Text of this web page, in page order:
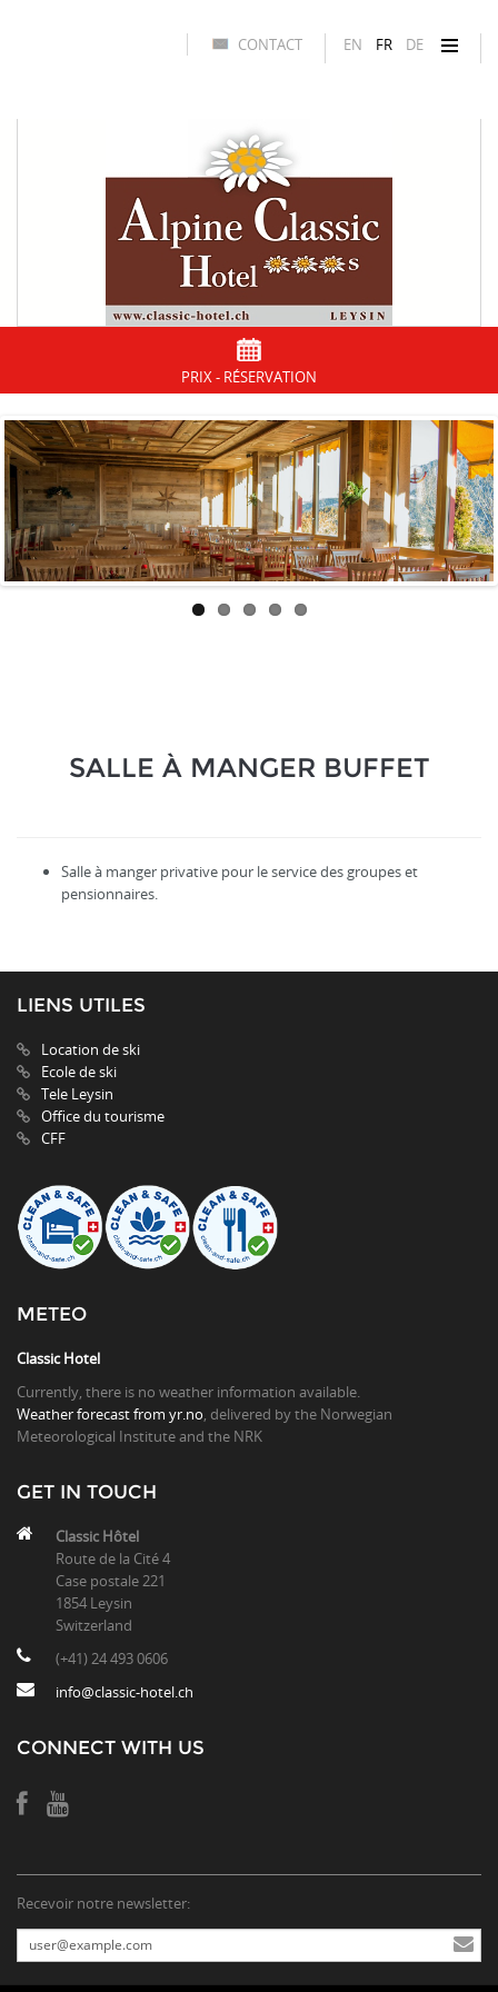
EN FR DE
CONTACT
PRIX - RÉSERVATION
SALLE À MANGER BUFFET
Salle à manger privative pour le service des groupes et
pensionnaires.
LIENS UTILES
Location de ski
Ecole de ski
Tele Leysin
Office du tourisme
CFF
METEO
Classic Hotel
Currently, there is no weather information available.
Weather forecast from yr.no , delivered by the Norwegian
Meteorological Institute and the NRK
GET IN TOUCH
Classic Hôtel
Route de la Cité 4
Case postale 221
1854 Leysin
Switzerland
(+41) 24 493 0606
info@classic-hotel.ch
CONNECT WITH US
Recevoir notre newsletter: